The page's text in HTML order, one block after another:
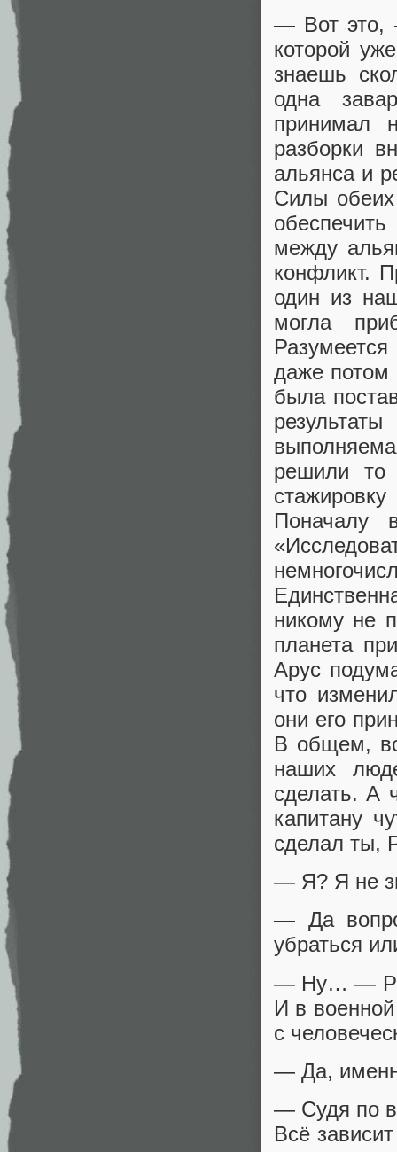
— Вот это,
которой
знаешь
одна
принимал
разборки
альянса и
Силы
между
конфликт.
один из
могла
даже потом
была
решили то
Поначалу
никому не
планета
Арус
что
они его
В общем,
наших
сделать. А
капитану
сделал ты,
— Я? Я не
— Да
убраться
— Ну… —
И в военной
с
— Да,
— Судя по
Всё